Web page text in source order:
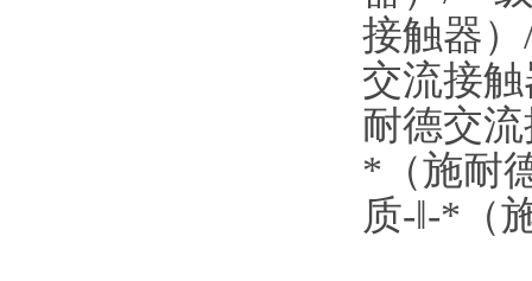
接触器
交流接
耐德交
*（施耐
质-‖-*（